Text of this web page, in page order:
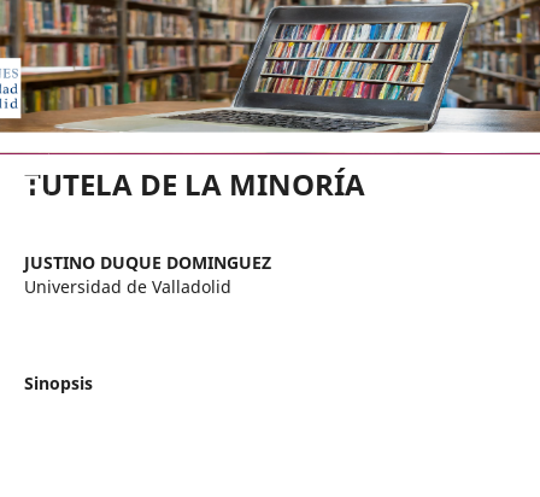
EDICIONES UNIVERSIDAD DE
TUTELA DE LA MINORÍA
JUSTINO DUQUE DOMINGUEZ
Universidad de Valladolid
Sinopsis